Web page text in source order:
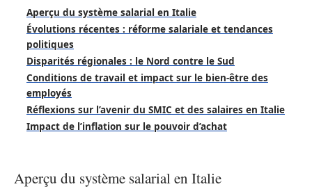
Aperçu du système salarial en Italie
Évolutions récentes : réforme salariale et tendances
politiques
Disparités régionales : le Nord contre le Sud
Conditions de travail et impact sur le bien-être des
employés
Réflexions sur l’avenir du SMIC et des salaires en Italie
Impact de l’inflation sur le pouvoir d’achat
Aperçu du système salarial en Italie